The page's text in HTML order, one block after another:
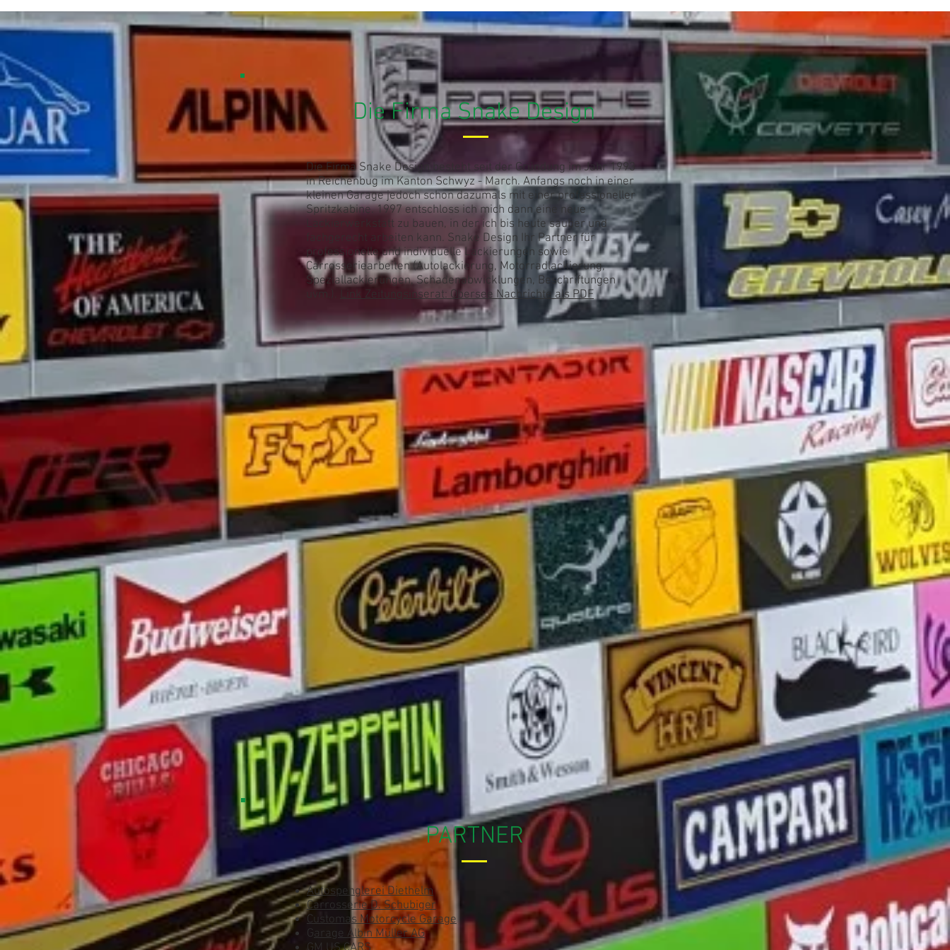
Die Firma Snake Design
Die Firma Snake Design besteht seit der Gründung im Jahr 1993
in Reichenbug im Kanton Schwyz - March. Anfangs noch in einer
kleinen Garage jedoch schon dazumals mit einer professioneller
Spritzkabine. 1997 entschloss ich mich dann eine neue
Lackierwerkstatt zu bauen, in der ich bis heute sauber und
fachgerecht arbeiten kann. ​Snake Design Ihr Partner für
professionelle und individuelle Lackierungen sowie
Carrosseriearbeiten (Autolackierung, Motorradlackierung,
Speziallackierungen, Schadenabwicklungen, Beschriftungen
Link Zeitungsinserat: Obersee Nachrichte als PDF
PARTNER
Autospenglerei Diethelm
Carrosserie D. Schubiger
Customas Motorcycle Garage
Garage Albin Müller AG